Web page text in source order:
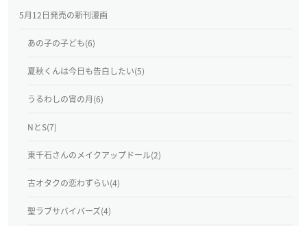
5月12日発売の新刊漫画
あの子の子ども(6)
夏秋くんは今日も告白したい(5)
うるわしの宵の月(6)
NとS(7)
東千石さんのメイクアップドール(2)
古オタクの恋わずらい(4)
聖ラブサバイバーズ(4)